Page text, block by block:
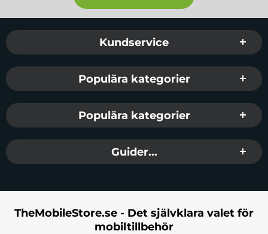
Sidfot Blandad info och länkar
Kundservice
Populära kategorier
Populära kategorier
Guider...
TheMobileStore.se - Det självklara valet för
mobiltillbehör